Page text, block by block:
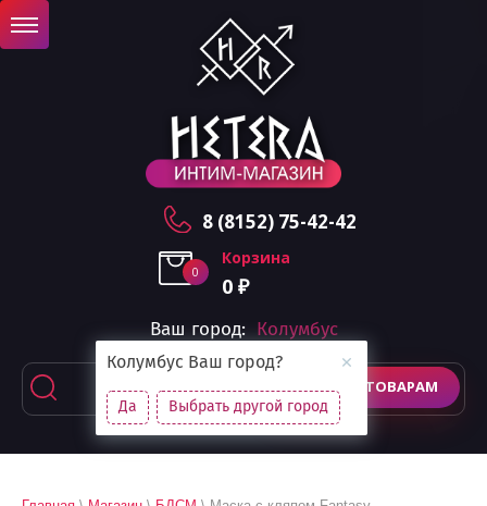
8 (8152) 75-42-42
Ваш город: Колумбус
Колумбус Ваш город?
Да Выбрать другой город
0
Корзина
0 ₽
ПОИСК ПО ТОВАРАМ